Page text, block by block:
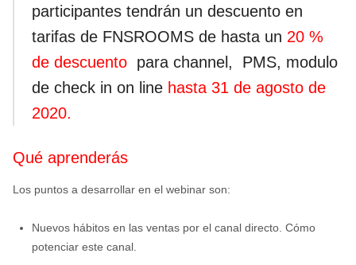
participantes tendrán un descuento en
tarifas de FNSROOMS de hasta un 20 %
de descuentopara channel, PMS, modulo
de check in on line hasta 31 de agosto de
2020.
Qué aprenderás
Los puntos a desarrollar en el webinar son:
Nuevos hábitos en las ventas por el canal directo. Cómo
potenciar este canal.